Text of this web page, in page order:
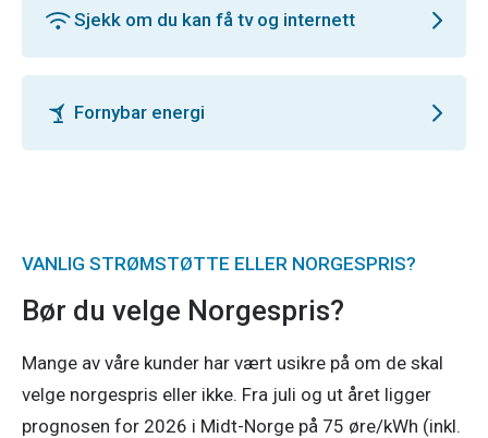
Sjekk om du kan få tv og internett
Fornybar energi
VANLIG STRØMSTØTTE ELLER NORGESPRIS?
Bør du velge Norgespris?
Mange av våre kunder har vært usikre på om de skal
velge norgespris eller ikke. Fra juli og ut året ligger
prognosen for 2026 i Midt-Norge på 75 øre/kWh (inkl.